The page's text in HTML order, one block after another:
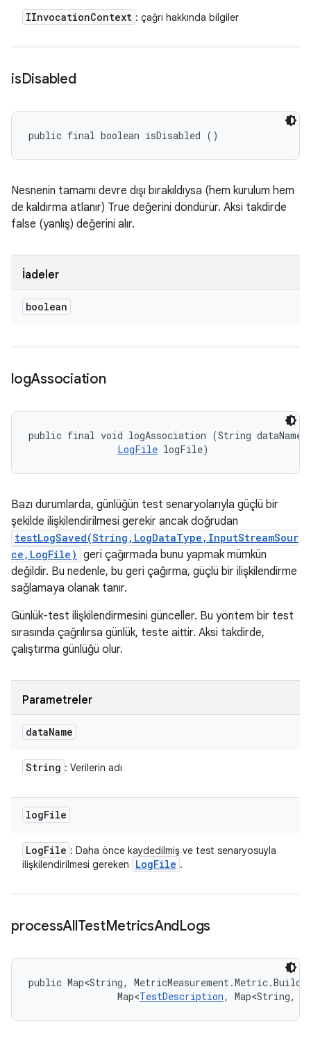
IInvocationContext : çağrı hakkında bilgiler
isDisabled
public final boolean isDisabled ()
Nesnenin tamamı devre dışı bırakıldıysa (hem kurulum hem
de kaldırma atlanır) True değerini döndürür. Aksi takdirde
false (yanlış) değerini alır.
İadeler
boolean
logAssociation
public final void logAssociation (String
LogFile logFile)
Bazı durumlarda, günlüğün test senaryolarıyla güçlü bir
şekilde ilişkilendirilmesi gerekir ancak doğrudan
testLogSaved(String,LogDataType,InputStreamSour
ce,LogFile) geri çağırmada bunu yapmak mümkün
değildir. Bu nedenle, bu geri çağırma, güçlü bir ilişkilendirme
sağlamaya olanak tanır.
Günlük-test ilişkilendirmesini günceller. Bu yöntem bir test
sırasında çağrılırsa günlük, teste aittir. Aksi takdirde,
çalıştırma günlüğü olur.
Parametreler
dataName
String : Verilerin adı
logFile
LogFile : Daha önce kaydedilmiş ve test senaryosuyla
ilişkilendirilmesi gereken
LogFile .
processAllTestMetricsAndLogs
public Map<String,
                Map<
TestDescription, Map<String,